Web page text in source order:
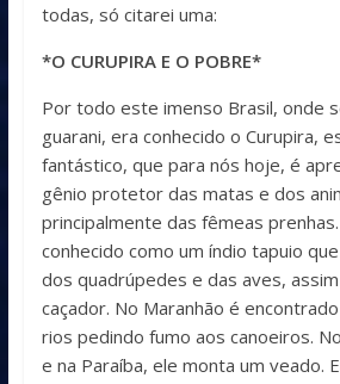
todas, só citarei uma:
*O CURUPIRA E O POBRE*
Por todo este imenso Brasil, onde
guarani, era conhecido o Curupira,
fantástico, que para nós hoje, é
gênio protetor das matas e dos
principalmente das fêmeas
conhecido como um índio tapuio
dos quadrúpedes e das aves,
caçador. No Maranhão é
rios pedindo fumo aos canoeiros.
e na Paraíba, ele monta um veado.